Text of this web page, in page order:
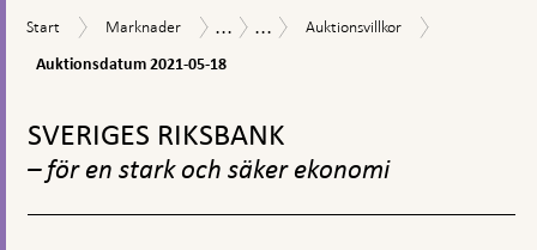
Start
Start Marknader
Marknader Marknadsoperationer
... Riksbankscertifikat
... Auktionsvillkor
Auktionsvillkor
Auktionsdatum 2021-05-18
toppnavigation
SVERIGES RIKSBANK
– för en stark och säker ekonomi